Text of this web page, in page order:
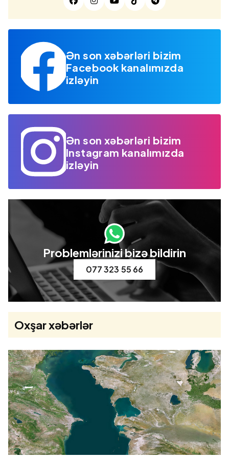
Ən son xəbərləri bizim
Facebook kanalımızda
izləyin
Ən son xəbərləri bizim
Instagram kanalımızda
izləyin
Problemlərinizi bizə bildirin
077 323 55 66
Oxşar xəbərlər